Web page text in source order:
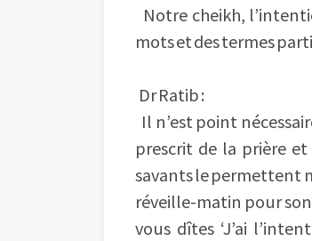
Notre cheikh,
mots et des termes
Dr Ratib :
Il n’est point
prescrit de la prière et
savants le permettent
réveille-matin pour
vous dîtes ‘J’ai